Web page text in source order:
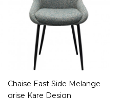
Chaise East Side Melange
grise Kare Design